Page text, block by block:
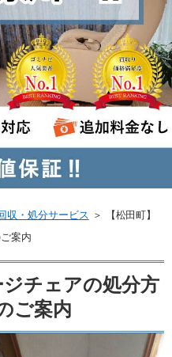
収・処分サービス ＞
【松田町】
案内
ジチェアの処分方
ご案内